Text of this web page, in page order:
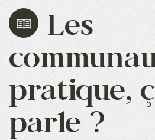
Les
pratique,
parle ?